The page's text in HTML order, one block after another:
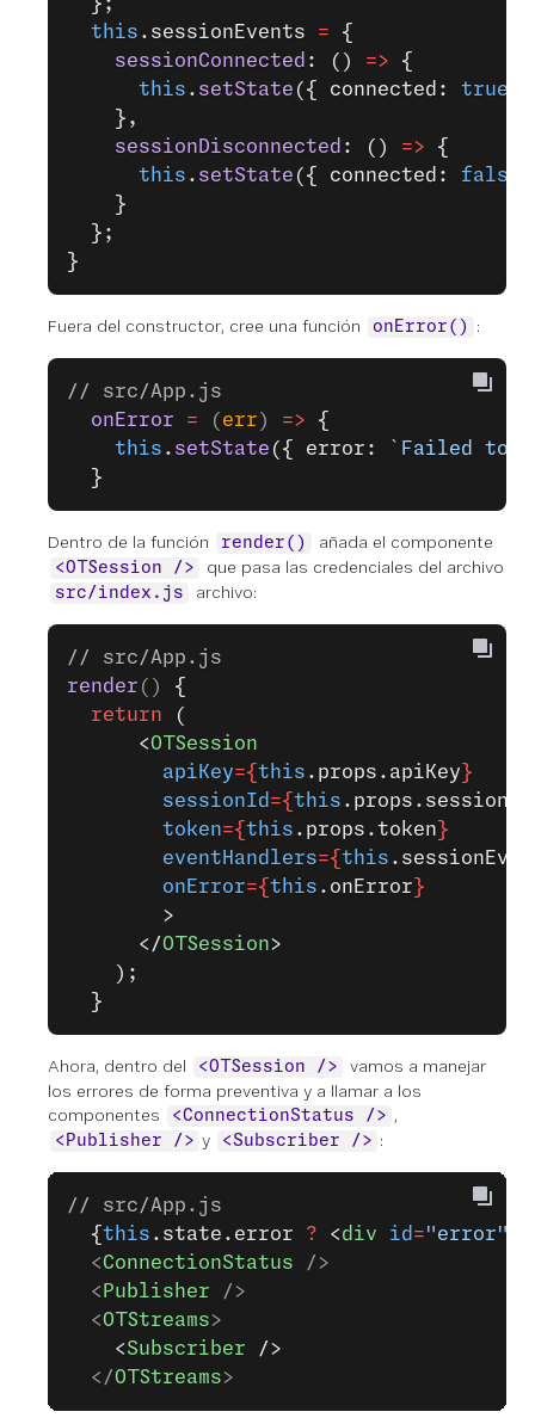
  this
.sessionEvents = {
    sessionConnected
: () => {
      this
. setState ({ connected: true
    },
    sessionDisconnected
: () => {
      this
. setState ({ connected: false
    }
  };
}
Fuera del constructor, cree una función onError() :
// src/App.js
  onError
= ( err ) => {
    this
. setState ({ error:
`Failed to
  }
Dentro de la función render() añada el componente
<OTSession /> que pasa las credenciales del archivo
src/index.js archivo:
// src/App.js
render () {
  return
(
      <
OTSession
        apiKey
={ this .props.apiKey }
        sessionId
={ this .props.sessionId
        token
={ this .props.token }
        eventHandlers
={ this
        onError
={ this .onError }
        >
      </
OTSession>
    );
  }
Ahora, dentro del <OTSession />
vamos a manejar
los errores de forma preventiva y a llamar a los
componentes
<ConnectionStatus /> ,
<Publisher /> y <Subscriber /> :
// src/App.js
  {
this .state.error ? <div id ="error"
  <
ConnectionStatus />
  <
Publisher />
  <
OTStreams>
    <
Subscriber />
  </
OTStreams>